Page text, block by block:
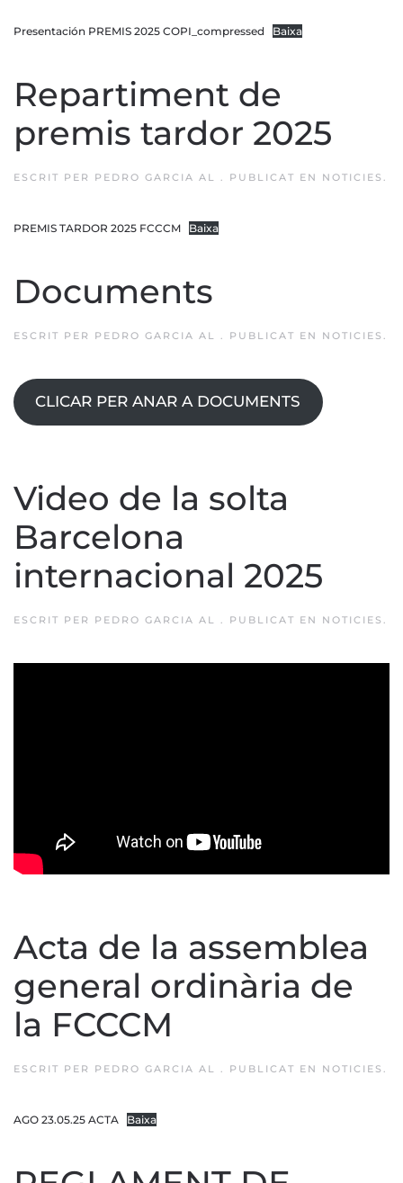
Presentación PREMIS 2025 COPI_compressed Baixa
Repartiment de
premis tardor 2025
ESCRIT PER PEDRO GARCIA AL . PUBLICAT EN NOTICIES .
PREMIS TARDOR 2025 FCCCM Baixa
Documents
ESCRIT PER PEDRO GARCIA AL . PUBLICAT EN NOTICIES .
CLICAR PER ANAR A DOCUMENTS
Video de la solta
Barcelona
internacional 2025
ESCRIT PER PEDRO GARCIA AL . PUBLICAT EN NOTICIES
Acta de la assemblea
general ordinària de
la FCCCM
ESCRIT PER PEDRO GARCIA AL . PUBLICAT EN NOTICIES
AGO 23.05.25 ACTA Baixa